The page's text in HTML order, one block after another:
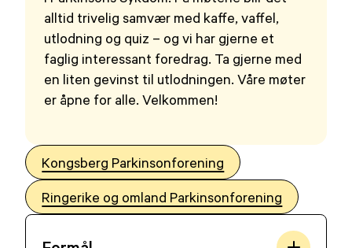
alltid trivelig samvær med kaffe, vaffel,
utlodning og quiz – og vi har gjerne et
faglig interessant foredrag. Ta gjerne med
en liten gevinst til utlodningen. Våre møter
er åpne for alle. Velkommen!
Kongsberg Parkinsonforening
Ringerike og omland Parkinsonforening